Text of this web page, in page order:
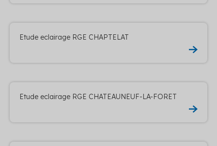
Etude eclairage RGE CHAPTELAT
Etude eclairage RGE CHATEAUNEUF-LA-FORET